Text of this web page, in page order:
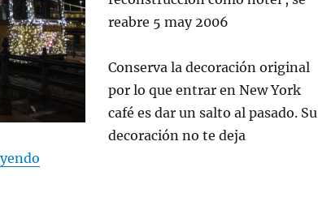
reabre 5 may 2006
Conserva la decoración original
por lo que entrar en New York
café es dar un salto al pasado. Su
decoración no te deja
«Budapest»